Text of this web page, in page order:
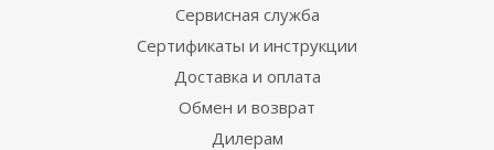
Сервисная служба
Сертификаты и инструкции
Доставка и оплата
Обмен и возврат
Дилерам